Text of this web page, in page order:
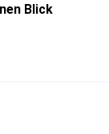
Blick